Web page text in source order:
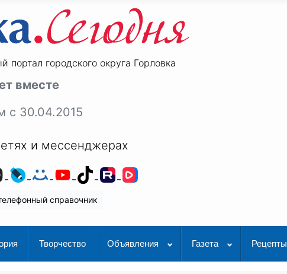
городского округа Горловка
вместе
с 30.04.2015
и мессенджерах
ДзенLiveJournal
Мой Мир
YouTube
TikTokRutube
справочник
Творчество Объявления Газета Рецепты